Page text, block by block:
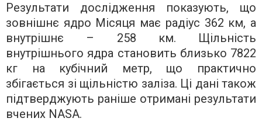
Результати дослідження показують, що
зовнішнє ядро Місяця має радіус 362 км, а
внутрішнє – 258 км. Щільність
внутрішнього ядра становить близько 7822
кг на кубічний метр, що практично
збігається зі щільністю заліза. Ці дані також
підтверджують раніше отримані результати
вчених NASA.